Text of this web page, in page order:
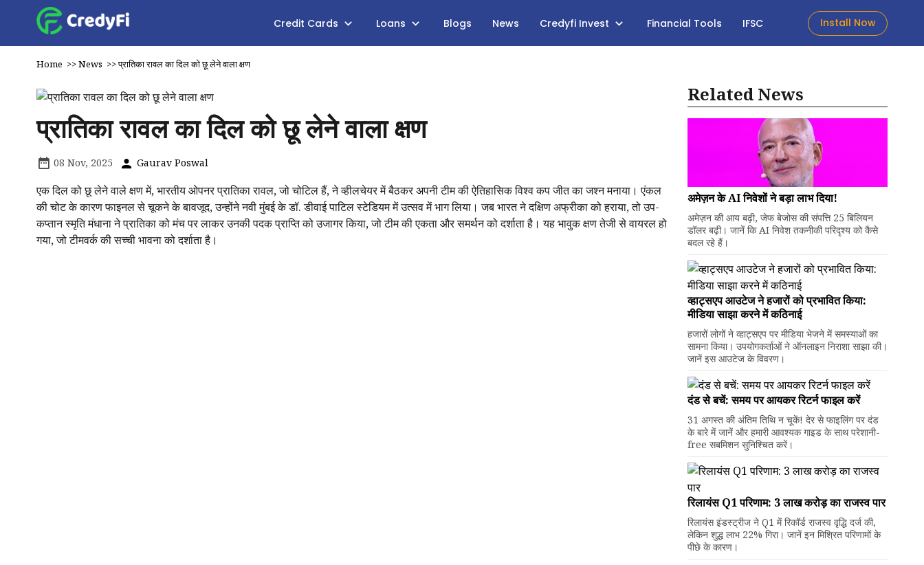
Credit Cards Loans Blogs News Credyfi Invest Financial Tools IFSC Install Now
Home >>News >>प्रातिका रावल का दिल को छू लेने वाला क्षण
प्रातिका रावल का दिल को छू लेने वाला क्षण
08 Nov, 2025 Gaurav Poswal
एक दिल को छू लेने वाले क्षण में, भारतीय ओपनर प्रातिका रावल, जो चोटिल हैं, ने व्हीलचेयर में बैठकर अपनी टीम की ऐतिहासिक विश्व कप जीत का जश्न मनाया। एंकल
की चोट के कारण फाइनल से चूकने के बावजूद, उन्होंने नवी मुंबई के डॉ. डीवाई पाटिल स्टेडियम में उत्सव में भाग लिया। जब भारत ने दक्षिण अफ्रीका को हराया, तो उप-
कप्तान स्मृति मंधाना ने प्रातिका को मंच पर लाकर उनकी पदक प्राप्ति को उजागर किया, जो टीम की एकता और समर्थन को दर्शाता है। यह भावुक क्षण तेजी से वायरल हो
गया, जो टीमवर्क की सच्ची भावना को दर्शाता है।
Related News
अमेज़न के AI निवेशों ने बड़ा लाभ दिया!
अमेज़न की आय बढ़ी, जेफ बेजोस की संपत्ति 25 बिलियन
डॉलर बढ़ी। जानें कि AI निवेश तकनीकी परिदृश्य को कैसे
बदल रहे हैं।
व्हाट्सएप आउटेज ने हजारों को प्रभावित किया:
मीडिया साझा करने में कठिनाई
हजारों लोगों ने व्हाट्सएप पर मीडिया भेजने में समस्याओं का
सामना किया। उपयोगकर्ताओं ने ऑनलाइन निराशा साझा की।
जानें इस आउटेज के विवरण।
दंड से बचें: समय पर आयकर रिटर्न फाइल करें
31 अगस्त की अंतिम तिथि न चूकें! देर से फाइलिंग पर दंड
के बारे में जानें और हमारी आवश्यक गाइड के साथ परेशानी-
free सबमिशन सुनिश्चित करें।
रिलायंस Q1 परिणाम: ₹3 लाख करोड़ का राजस्व पार
रिलायंस इंडस्ट्रीज ने Q1 में रिकॉर्ड राजस्व वृद्धि दर्ज की,
लेकिन शुद्ध लाभ 22% गिरा। जानें इन मिश्रित परिणामों के
पीछे के कारण।